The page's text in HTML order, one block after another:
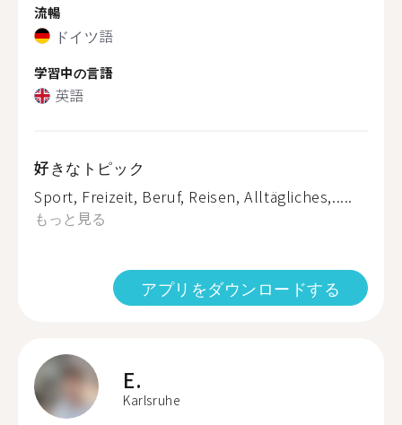
流暢
ドイツ語
学習中の言語
英語
好きなトピック
Sport, Freizeit, Beruf, Reisen, Alltägliches,.....
もっと見る
アプリをダウンロードする
E.
Karlsruhe